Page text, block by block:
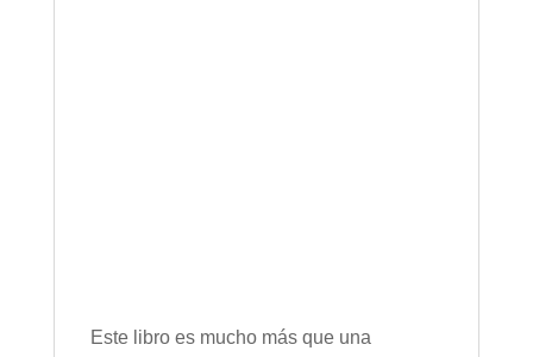
Este libro es mucho más que una